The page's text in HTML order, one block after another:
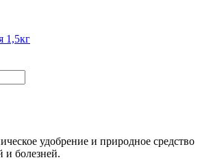
1,5кг
удобрение и природное средство
и болезней.